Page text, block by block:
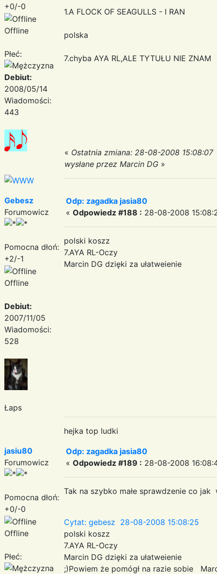
+0/-0
Offline
Płeć:
Debiut:
2008/05/14
Wiadomości:
443
1.A FLOCK OF SEAGULLS - I RAN
polska
7.chyba AYA RL,ALE TYTUŁU NIE ZNAM
« Ostatnia zmiana: 28-08-2008 15:08:07
wysłane przez Marcin DG »
Gebesz
Forumowicz
Pomocna dłoń:
+2/-1
Offline
Debiut:
2007/11/05
Wiadomości:
528
Łaps
Odp: zagadka jasia80
« Odpowiedz #188 : 28-08-2008
polski koszz
7.AYA RL-Oczy
Marcin DG dzięki za ułatweienie
hejka top ludki
jasiu80
Forumowicz
Pomocna dłoń:
+0/-0
Offline
Płeć:
Odp: zagadka jasia80
« Odpowiedz #189 : 28-08-2008
Tak na szybko małe sprawdzenie co
Cytat: gebesz 28-08-2008 15:08:25
polski koszz
7.AYA RL-Oczy
Marcin DG dzięki za ułatweienie
;)Powiem że pomógł na razie sobie